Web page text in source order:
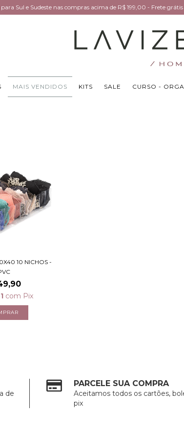
para Sul e Sudeste nas compras acima de R$ 199,00 - Frete
MAIS VENDIDOS KITS SALE CURSO -
10 NICHOS -
com Pix
de
PARCELE SUA COMPRA
Aceitamos todos os cartões,
pix